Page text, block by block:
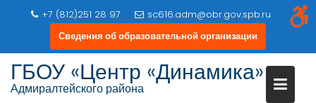
Перейти
содержимому
+7 (812)251 28 97
sc616.adm@obr.gov.spb.ru
Сведения об образовательной организации
ГБОУ «Центр «Динамика»
Адмиралтейского района